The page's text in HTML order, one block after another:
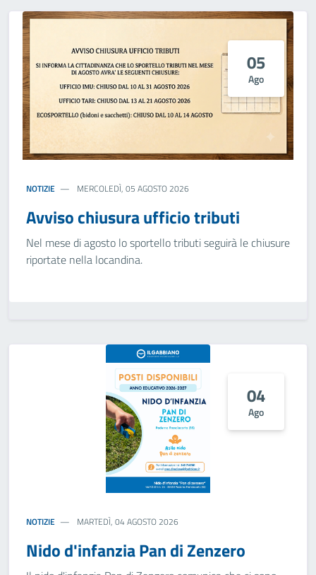
05
Ago
NOTIZIE MERCOLEDÌ, 05 AGOSTO 2026
Avviso chiusura ufficio tributi
Nel mese di agosto lo sportello tributi seguirà le chiusure
riportate nella locandina.
04
Ago
NOTIZIE MARTEDÌ, 04 AGOSTO 2026
Nido d'infanzia Pan di Zenzero